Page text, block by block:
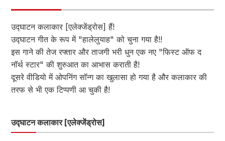
उद्घाटन कलाकार [एलेक्जेंड्रोस] हैं!
उद्घाटन गीत के रूप में "हालेलुयाह" को चुना गया है!!
इस गाने की तेज रफ्तार और ताजगी भरी धुन एक नए "फिस्ट ऑफ द
नॉर्थ स्टार" की शुरुआत का आभास कराती है!
दूसरे वीडियो में ओपनिंग सॉन्ग का खुलासा हो गया है और कलाकार की
तरफ से भी एक टिप्पणी आ चुकी है!
उद्घाटन कलाकार [एलेक्जेंड्रोस]